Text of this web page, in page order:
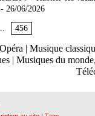
- 26/06/2026
456
Opéra | Musique
| Musiques du